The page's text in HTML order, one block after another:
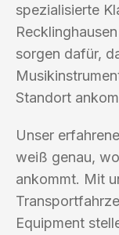
spezialisierte
sorgen dafür,
Standort
Unser
weiß genau,
ankommt. Mit
Equipment